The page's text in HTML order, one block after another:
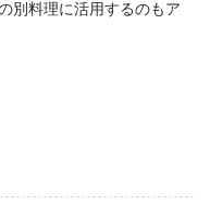
別料理に活用するのもア